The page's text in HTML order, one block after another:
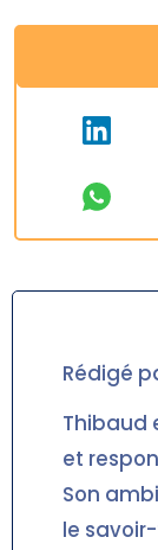
Rédigé
Thibaud
et
Son
le